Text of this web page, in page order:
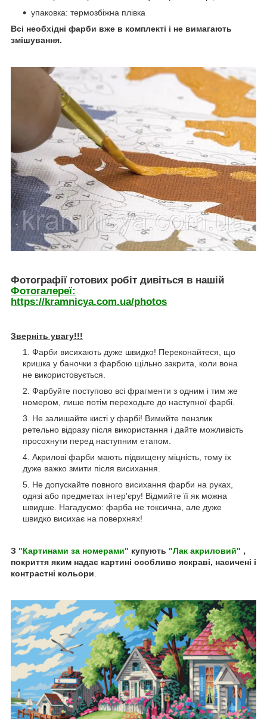
упаковка: термозбіжна плівка
Всі необхідні фарби вже в комплекті і не вимагають
змішування.
Фотографії готових робіт дивіться в нашій
Фотогалереї:
https://kramnicya.com.ua/photos
Зверніть увагу!!!
Фарби висихають дуже швидко! Переконайтеся, що
кришка у баночки з фарбою щільно закрита, коли вона
не використовується.
Фарбуйте поступово всі фрагменти з одним і тим же
номером, лише потім переходьте до наступної фарбі.
Не залишайте кисті у фарбі! Вимийте пензлик
ретельно відразу після використання і дайте можливість
просохнути перед наступним етапом.
Акрилові фарби мають підвищену міцність, тому їх
дуже важко змити після висихання.
Не допускайте повного висихання фарби на руках,
одязі або предметах інтер'єру! Відмийте її як можна
швидше. Нагадуємо: фарба не токсична, але дуже
швидко висихає на поверхнях!
З "Картинами за номерами" купують "Лак акриловий" ,
покриття яким надає картині особливо яскраві, насичені і
контрастні кольори